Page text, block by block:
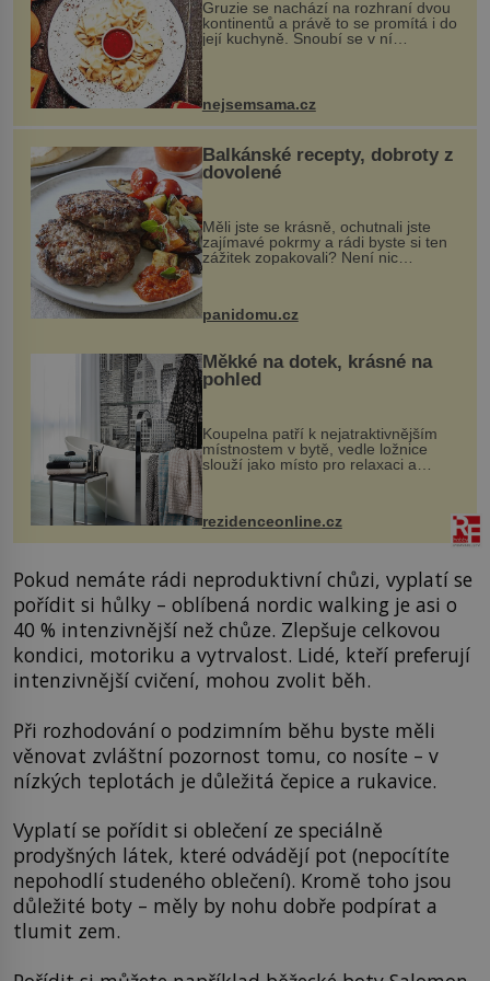
Gruzie se nachází na rozhraní dvou
kontinentů a právě to se promítá i do
její kuchyně. Snoubí se v ní
evropské a asijské chutě a díky tomu
vznikají rozmanité a chuťově bohaté
pokrmy, které rozhodně st...
nejsemsama.cz
Balkánské recepty, dobroty z
dovolené
Měli jste se krásně, ochutnali jste
zajímavé pokrmy a rádi byste si ten
zážitek zopakovali? Není nic
snazšího. Pljeskavica (10 porcí)
Možná jste ji ochutnali na dovolené v
panidomu.cz
Měkké na dotek, krásné na
pohled
Koupelna patří k nejatraktivnějším
místnostem v bytě, vedle ložnice
slouží jako místo pro relaxaci a
odpočinek. Koupelnový textil –
ručníky, osušky a koberečky –
mohou jako mávnutím kouzelného
proutku...
rezidenceonline.cz
Pokud nemáte rádi neproduktivní chůzi, vyplatí se
pořídit si hůlky – oblíbená nordic walking je asi o
40 % intenzivnější než chůze. Zlepšuje celkovou
kondici, motoriku a vytrvalost. Lidé, kteří preferují
intenzivnější cvičení, mohou zvolit běh.
Při rozhodování o podzimním běhu byste měli
věnovat zvláštní pozornost tomu, co nosíte – v
nízkých teplotách je důležitá čepice a rukavice.
Vyplatí se pořídit si oblečení ze speciálně
prodyšných látek, které odvádějí pot (nepocítíte
nepohodlí studeného oblečení). Kromě toho jsou
důležité boty – měly by nohu dobře podpírat a
tlumit zem.